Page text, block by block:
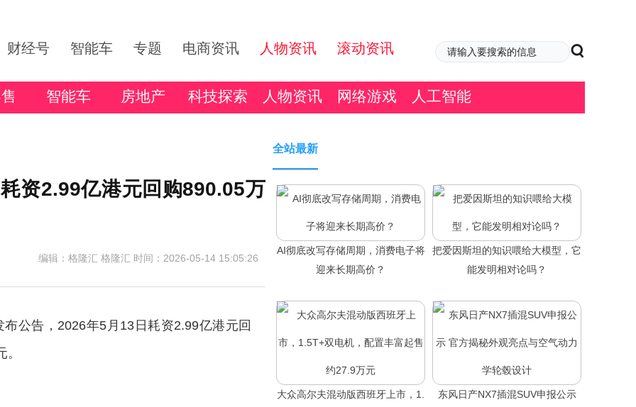
财经号 智能车 专题 电商资讯 人物资讯 滚动资讯
智能车 房地产 科技探索 人物资讯 网络游戏 人工智能
资2.99亿港元回购890.05万
编辑：格隆汇 格隆汇 时间：2026-05-14 15:05:26
公告，2026年5月13日耗资2.99亿港元回
全站最新
AI彻底改写存储周期，消费电子将
迎来长期高价？
把爱因斯坦的知识喂给大模型，它
能发明相对论吗？
大众高尔夫混动版西班牙上市，1.
东风日产NX7插混SUV申报公示